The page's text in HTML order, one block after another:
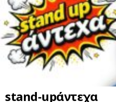
stand-upάντεχα